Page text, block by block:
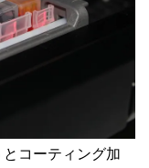
コーティング加